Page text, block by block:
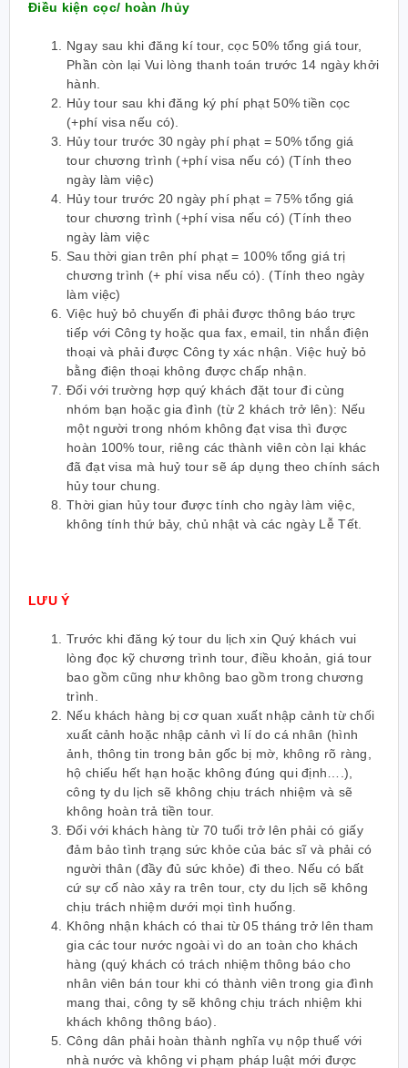
Điều kiện cọc/ hoàn /hủy
Ngay sau khi đăng kí tour, cọc 50% tổng giá tour,
Phần còn lại Vui lòng thanh toán trước 14 ngày khởi
hành.
Hủy tour sau khi đăng ký phí phạt 50% tiền cọc
(+phí visa nếu có).
Hủy tour trước 30 ngày phí phạt = 50% tổng giá
tour chương trình (+phí visa nếu có) (Tính theo
ngày làm việc)
Hủy tour trước 20 ngày phí phạt = 75% tổng giá
tour chương trình (+phí visa nếu có) (Tính theo
ngày làm việc
Sau thời gian trên phí phạt = 100% tổng giá trị
chương trình (+ phí visa nếu có). (Tính theo ngày
làm việc)
Việc huỷ bỏ chuyến đi phải được thông báo trực
tiếp với Công ty hoặc qua fax, email, tin nhắn điện
thoại và phải được Công ty xác nhận. Việc huỷ bỏ
bằng điện thoại không được chấp nhận.
Đối với trường hợp quý khách đặt tour đi cùng
nhóm bạn hoặc gia đình (từ 2 khách trở lên): Nếu
một người trong nhóm không đạt visa thì được
hoàn 100% tour, riêng các thành viên còn lại khác
đã đạt visa mà huỷ tour sẽ áp dụng theo chính sách
hủy tour chung.
Thời gian hủy tour được tính cho ngày làm việc,
không tính thứ bảy, chủ nhật và các ngày Lễ Tết.
LƯU Ý
Trước khi đăng ký tour du lịch xin Quý khách vui
lòng đọc kỹ chương trình tour, điều khoản, giá tour
bao gồm cũng như không bao gồm trong chương
trình.
Nếu khách hàng bị cơ quan xuất nhập cảnh từ chối
xuất cảnh hoặc nhập cảnh vì lí do cá nhân (hình
ảnh, thông tin trong bản gốc bị mờ, không rõ ràng,
hộ chiếu hết hạn hoặc không đúng qui định….),
công ty du lịch sẽ không chịu trách nhiệm và sẽ
không hoàn trả tiền tour.
Đối với khách hàng từ 70 tuổi trở lên phải có giấy
đảm bảo tình trạng sức khỏe của bác sĩ và phải có
người thân (đầy đủ sức khỏe) đi theo. Nếu có bất
cứ sự cố nào xảy ra trên tour, cty du lịch sẽ không
chịu trách nhiệm dưới mọi tình huống.
Không nhận khách có thai từ 05 tháng trở lên tham
gia các tour nước ngoài vì do an toàn cho khách
hàng (quý khách có trách nhiệm thông báo cho
nhân viên bán tour khi có thành viên trong gia đình
mang thai, công ty sẽ không chịu trách nhiệm khi
khách không thông báo).
Công dân phải hoàn thành nghĩa vụ nộp thuế với
nhà nước và không vi phạm pháp luật mới được